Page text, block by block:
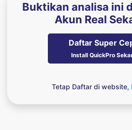
Buktikan analisa ini
Akun Real
Daftar Super
Install QuickPro
Tetap Daftar di website,